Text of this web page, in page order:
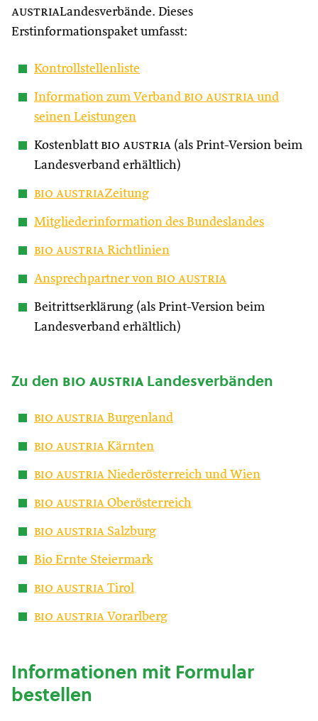
austriaLandesverbände. Dieses
Erstinformationspaket umfasst:
Kontrollstellenliste
Information zum Verband bio austria und
seinen Leistungen
Kostenblatt bio austria (als Print-Version beim
Landesverband erhältlich)
bio austriaZeitung
Mitgliederinformation des Bundeslandes
bio austria Richtlinien
Ansprechpartner von bio austria
Beitrittserklärung (als Print-Version beim
Landesverband erhältlich)
Zu den bio austria Landesverbänden
bio austria Burgenland
bio austria Kärnten
bio austria Niederösterreich und Wien
bio austria Oberösterreich
bio austria Salzburg
Bio Ernte Steiermark
bio austria Tirol
bio austria Vorarlberg
Informationen mit Formular
bestellen